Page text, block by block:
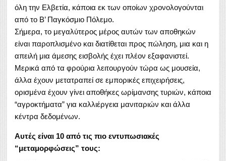
όλη την Ελβετία, κάποια εκ των οποίων χρονολογούνται
από το Β’ Παγκόσμιο Πόλεμο.
Σήμερα, το μεγαλύτερος μέρος αυτών των αποθηκών
είναι παροπλισμένο και διατίθεται προς πώληση, μια και η
απειλή μια άμεσης εισβολής έχει πλέον εξαφανιστεί.
Μερικά από τα φρούρια λειτουργούν τώρα ως μουσεία,
άλλα έχουν μετατραπεί σε εμπορικές επιχειρήσεις,
ορισμένα έχουν γίνει αποθήκες ωρίμανσης τυριών, κάποια
“αγροκτήματα” για καλλιέργεια μανιταριών και άλλα
κέντρα δεδομένων.
Αυτές είναι 10 από τις πιο εντυπωσιακές
“μεταμορφώσεις” τους: